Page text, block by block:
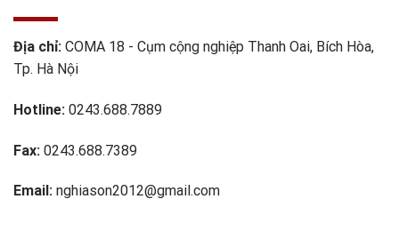
Địa chỉ:COMA 18 - Cụm cộng nghiệp Thanh Oai, Bích Hòa,
Tp. Hà Nội
Hotline: 0243.688.7889
Fax: 0243.688.7389
Email: nghiason2012@gmail.com